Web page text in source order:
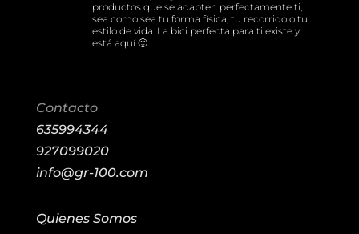
productos que se adapten perfectamente ti,
sea como sea tu forma física, tu recorrido o tu
estilo de vida. La bici perfecta para ti existe y
está aquí 🙂
Contacto
635994344
927099020
info@gr-100.com
Quienes Somos